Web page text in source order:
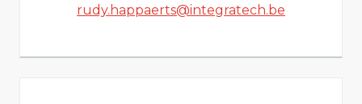
rudy.happaerts@integratech.be